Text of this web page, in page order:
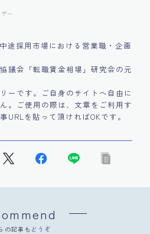
ー
途採用市場における営業職・企画
議会「転職賃金相場」研究会の元
ーです。ご自身のサイトへ自由に
。ご使用の際は、文章をご利用す
URLを貼って頂ければOKです。
の記事もどうぞ